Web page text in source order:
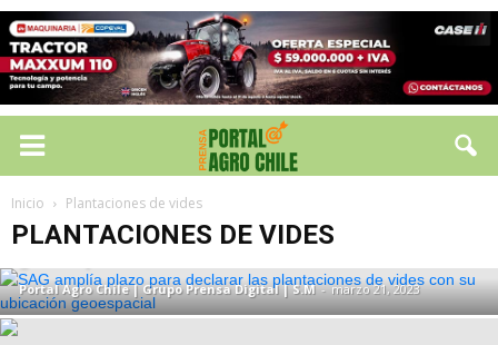
Inicio Plantaciones de vides
PLANTACIONES DE VIDES
SAG amplía plazo para declarar las
plantaciones de vides con su ubicación
Portal Agro Chile | Grupo Prensa Digital | S.M - marzo 21, 2023